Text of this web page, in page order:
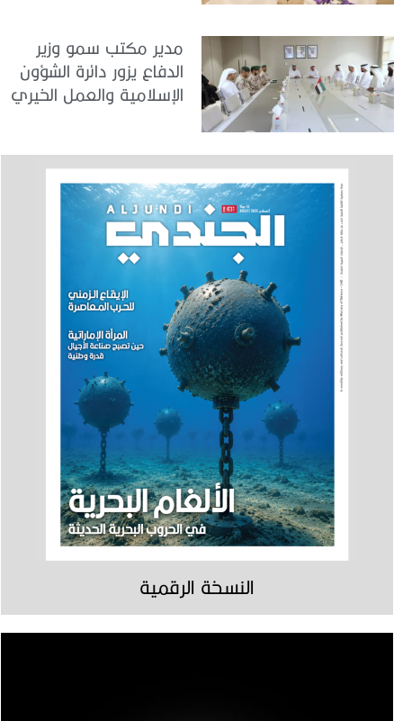
مدير مكتب سمو وزير
الدفاع يزور دائرة الشؤون
الإسلامية والعمل الخيري
النسخة الرقمية